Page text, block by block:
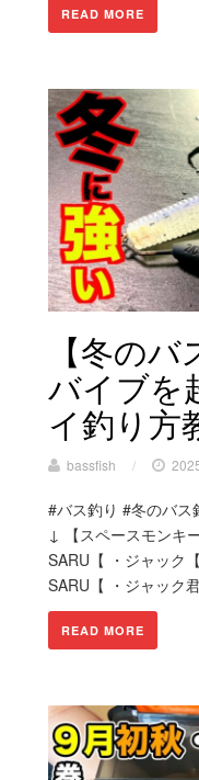
READ MORE
【冬の
バイブを
イ釣り方
bassfish /
#バス釣り #冬のバス
↓ 【スペースモンキ
SARU【 ・ジャック
SARU【 ・ジャック
READ MORE